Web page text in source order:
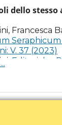
dello
Francesca
V. 37 (2023)
Editoriale
Ricordando